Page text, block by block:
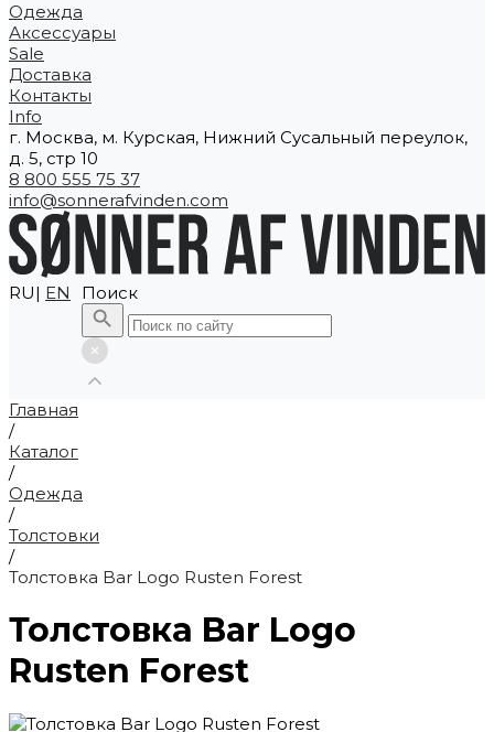
Одежда
Аксессуары
Sale
Доставка
Контакты
Info
г. Москва, м. Курская, Нижний Сусальный переулок,
д. 5, стр 10
8 800 555 75 37
info@sonnerafvinden.com
RU| EN Поиск
Главная
/
Каталог
/
Одежда
/
Толстовки
/
Толстовка Bar Logo Rusten Forest
Толстовка Bar Logo
Rusten Forest